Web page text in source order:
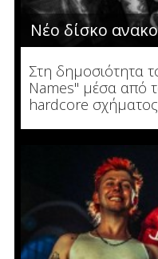
Νέο δίσκο
Στη δημοσιότητα
Names" μέσα από
hardcore σχήματος